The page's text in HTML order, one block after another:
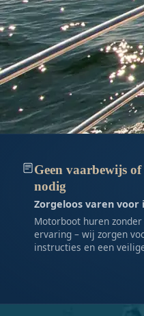
Geen vaarbewijs
nodig
Zorgeloos varen voor
Motorboot huren
ervaring – wij zorgen
instructies en een